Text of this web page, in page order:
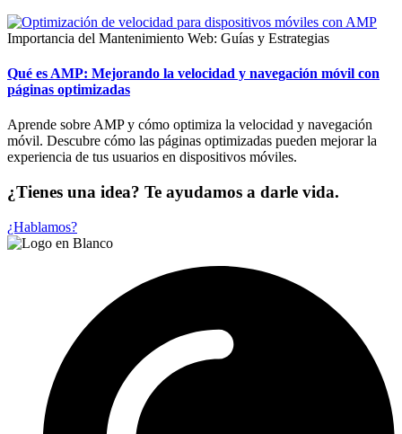
Importancia del Mantenimiento Web: Guías y Estrategias
Qué es AMP: Mejorando la velocidad y navegación móvil con
páginas optimizadas
Aprende sobre AMP y cómo optimiza la velocidad y navegación
móvil. Descubre cómo las páginas optimizadas pueden mejorar la
experiencia de tus usuarios en dispositivos móviles.
¿Tienes una idea? Te ayudamos a darle vida.
¿Hablamos?